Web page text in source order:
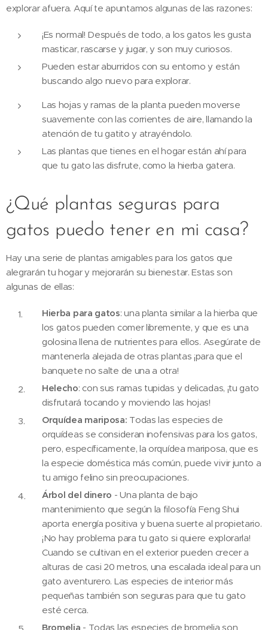
explorar afuera. Aquí te apuntamos algunas de las razones:
¡Es normal! Después de todo, a los gatos les gusta
masticar, rascarse y jugar, y son muy curiosos.
Pueden estar aburridos con su entorno y están
buscando algo nuevo para explorar.
Las hojas y ramas de la planta pueden moverse
suavemente con las corrientes de aire, llamando la
atención de tu gatito y atrayéndolo.
Las plantas que tienes en el hogar están ahí para
que tu gato las disfrute, como la hierba gatera.
¿Qué plantas seguras para
gatos puedo tener en mi casa?
Hay una serie de plantas amigables para los gatos que
alegrarán tu hogar y mejorarán su bienestar. Estas son
algunas de ellas:
Hierba para gatos: una planta similar a la hierba que
los gatos pueden comer libremente, y que es una
golosina llena de nutrientes para ellos. Asegúrate de
mantenerla alejada de otras plantas ¡para que el
banquete no salte de una a otra!
Helecho: con sus ramas tupidas y delicadas, ¡tu gato
disfrutará tocando y moviendo las hojas!
Orquídea mariposa: Todas las especies de
orquídeas se consideran inofensivas para los gatos,
pero, específicamente, la orquídea mariposa, que es
la especie doméstica más común, puede vivir junto a
tu amigo felino sin preocupaciones.
Árbol del dinero - Una planta de bajo
mantenimiento que según la filosofía Feng Shui
aporta energía positiva y buena suerte al propietario.
¡No hay problema para tu gato si quiere explorarla!
Cuando se cultivan en el exterior pueden crecer a
alturas de casi 20 metros, una escalada ideal para un
gato aventurero. Las especies de interior más
pequeñas también son seguras para que tu gato
esté cerca.
Bromelia - Todas las especies de bromelia son